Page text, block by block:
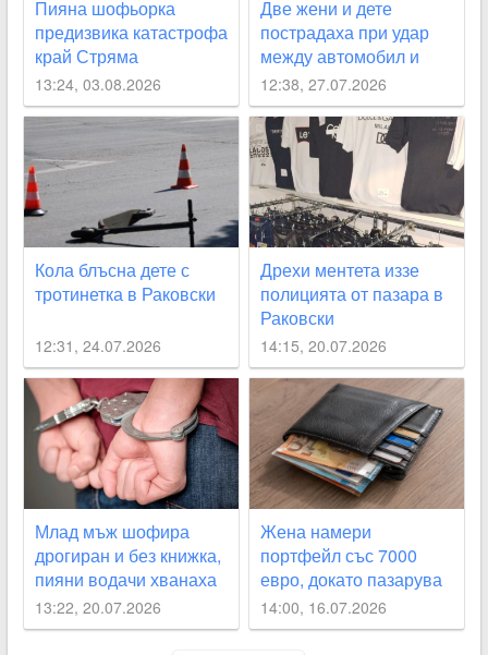
Пияна шофьорка
предизвика катастрофа
край Стряма
13:24, 03.08.2026
Две жени и дете
пострадаха при удар
между автомобил и
каруца край Раковски
12:38, 27.07.2026
Кола блъсна дете с
тротинетка в Раковски
12:31, 24.07.2026
Дрехи ментета иззе
полицията от пазара в
Раковски
14:15, 20.07.2026
Млад мъж шофира
дрогиран и без книжка,
пияни водачи хванаха
край Асеновград и в
Белозем
13:22, 20.07.2026
Жена намери
портфейл със 7000
евро, докато пазарува
в Раковски
14:00, 16.07.2026